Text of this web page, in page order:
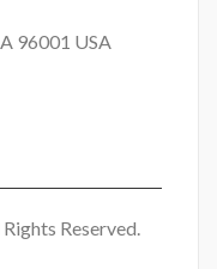
96001 USA
Rights Reserved.